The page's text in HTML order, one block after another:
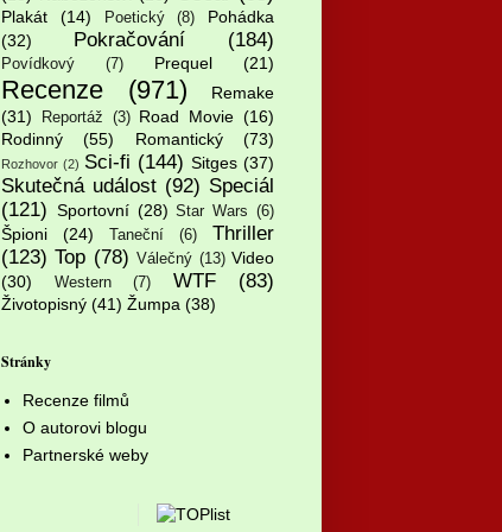
Plakát (14) Poetický (8)
Pohádka
(32)
Pokračování (184)
Povídkový (7) Prequel (21)
Recenze (971)
Remake
(31)
Reportáž (3) Road Movie (16)
Rodinný
(55) Romantický (73)
Rozhovor (2) Sci-fi (144) Sitges (37)
Skutečná událost (92) Speciál
(121) Sportovní (28) Star Wars (6)
Špioni (24) Taneční (6)
Thriller
(123) Top (78) Válečný (13) Video
(30)
Western (7) WTF (83)
Životopisný (41) Žumpa (38)
Stránky
Recenze filmů
O autorovi blogu
Partnerské weby